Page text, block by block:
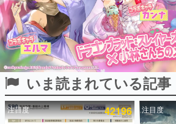
アプリセール情報
インタビュー
連載・特集一覧
殿堂入り記事
SNS拡散数が数千以上！ ページ
ど。多くの人々に読まれた、電
事をまとめました。
いま読まれている記事
注目度 42196 注目度